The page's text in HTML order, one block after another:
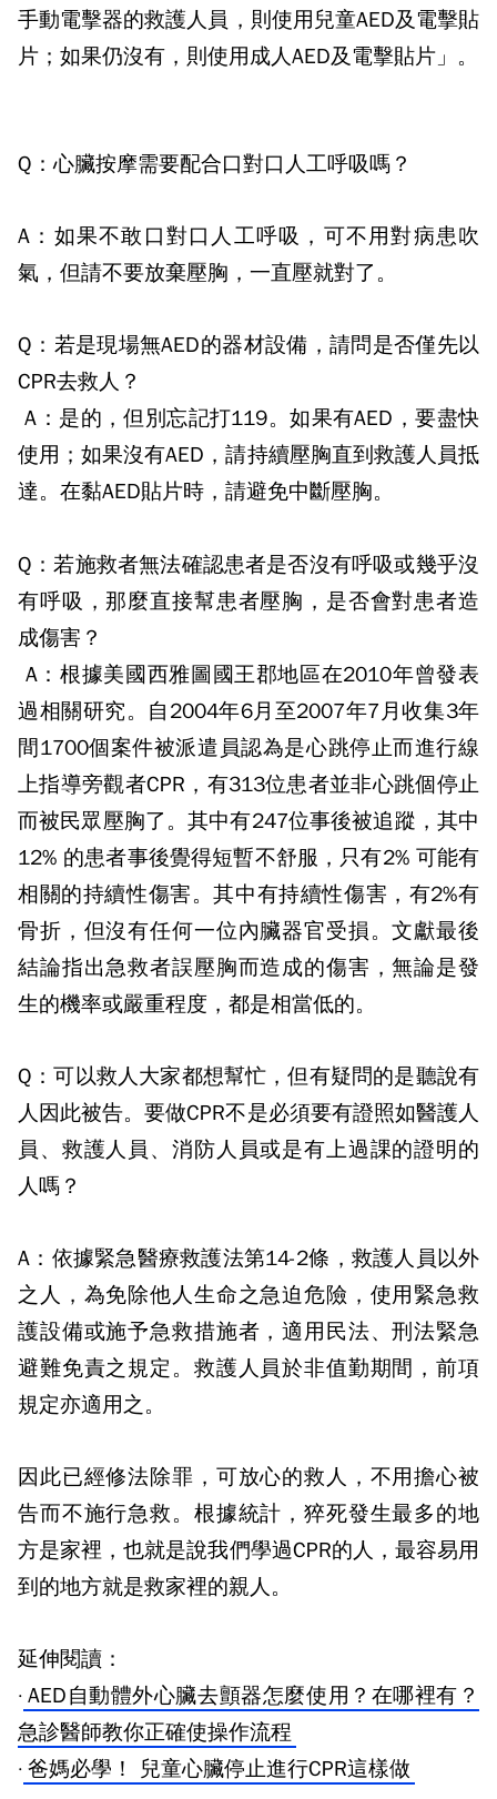
手動電擊器的救護人員，則使用兒童AED及電擊貼
片；如果仍沒有，則使用成人AED及電擊貼片」。
Q：心臟按摩需要配合口對口人工呼吸嗎？
A： 如果不敢口對口人工呼吸，可不用對病患吹
氣，但請不要放棄壓胸，一直壓就對了。
Q： 若是現場無AED的器材設備，請問是否僅先以
CPR去救人？
A： 是的，但別忘記打119。如果有AED ，要盡快
使用；如果沒有AED ，請持續壓胸直到救護人員抵
達。在黏AED貼片時，請避免中斷壓胸。
Q：若施救者無法確認患者是否沒有呼吸或幾乎沒
有呼吸，那麼直接幫患者壓胸，是否會對患者造
成傷害？
A： 根據美國西雅圖國王郡地區在2010年曾發表
過相關研究。自 2004年6月至2007年7月收集3年
間1700個案件被派遣員認為是心跳停止而進行線
上指導旁觀者CPR ，有313位患者並非心跳個停止
而被民眾壓胸了。其中有247位事後被追蹤，其中
12% 的患者事後覺得短暫不舒服，只有2% 可能有
相關的持續性傷害。其中有持續性傷害，有2%有
骨折，但沒有任何一位內臟器官受損。文獻最後
結論指出急救者誤壓胸而造成的傷害，無論是發
生的機率或嚴重程度，都是相當低的。
Q：可以救人大家都想幫忙，但有疑問的是聽說有
人因此被告。要做CPR不是必須要有證照如醫護人
員、救護人員、消防人員或是有上過課的證明的
人嗎？
A： 依據緊急醫療救護法第14-2條，救護人員以外
之人，為免除他人生命之急迫危險，使用緊急救
護設備或施予急救措施者，適用民法、刑法緊急
避難免責之規定。救護人員於非值勤期間，前項
規定亦適用之。
因此已經修法除罪，可放心的救人，不用擔心被
告而不施行急救。根據統計，猝死發生最多的地
方是家裡，也就是說我們學過CPR的人，最容易用
到的地方就是救家裡的親人。
延伸閱讀：
· AED自動體外心臟去顫器怎麼使用？在哪裡有？
急診醫師教你正確使操作流程
· 爸媽必學！ 兒童心臟停止進行CPR這樣做